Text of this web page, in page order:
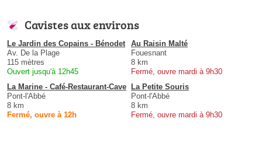
Cavistes aux environs
Le Jardin des Copains - Bénodet
Av. De la Plage
115 mètres
Ouvert jusqu'à 12h45
Au Raisin Malté
Fouesnant
8 km
Fermé, ouvre mardi à 9h30
La Marine - Café-Restaurant-Cave
Pont-l'Abbé
8 km
Fermé, ouvre à 12h
La Petite Souris
Pont-l'Abbé
8 km
Fermé, ouvre mardi à 9h30